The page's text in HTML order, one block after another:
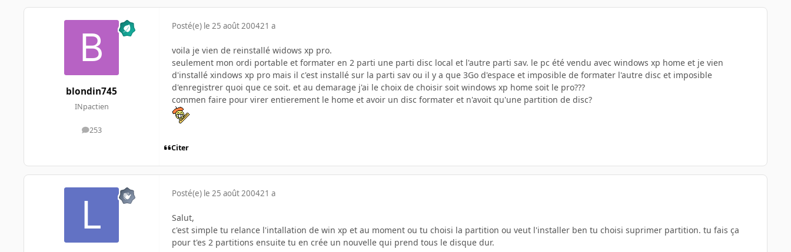
blondin745
INpactien
253
messages
Posté(e) le 25 août 200421 a
voila je vien de reinstallé widows xp pro.
seulement mon ordi portable et formater en 2 parti une parti disc local et l'autre parti sav. le pc été vendu avec windows xp home et je vien
d'installé xindows xp pro mais il c'est installé sur la parti sav ou il y a que 3Go d'espace et imposible de formater l'autre disc et imposible
d'enregistrer quoi que ce soit. et au demarage j'ai le choix de choisir soit windows xp home soit le pro???
commen faire pour virer entierement le home et avoir un disc formater et n'avoit qu'une partition de disc?
Citer
Posté(e) le 25 août 200421 a
Salut,
c'est simple tu relance l'intallation de win xp et au moment ou tu choisi la partition ou veut l'installer ben tu choisi suprimer partition. tu fais ça
pour t'es 2 partitions ensuite tu en crée un nouvelle qui prend tous le disque dur.